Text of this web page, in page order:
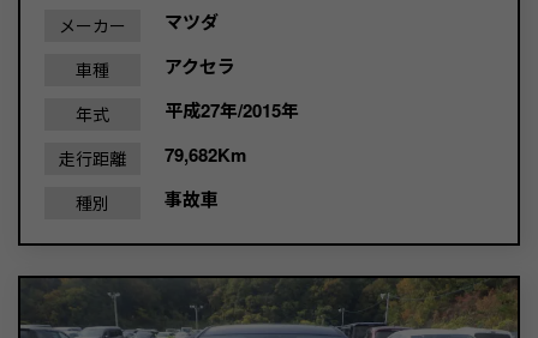
メーカー マツダ
車種 アクセラ
年式 平成27年/2015年
走行距離 79,682Km
種別 事故車